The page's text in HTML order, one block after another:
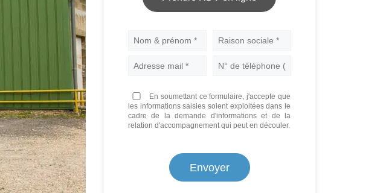
Nom
En soumettant ce formulaire, j'accepte que
les informations saisies soient exploitées dans le
cadre de la demande d'informations et de la
relation d'accompagnement qui peut en découler.